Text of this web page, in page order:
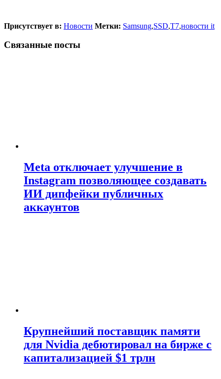
Присутствует в: Новости Метки: Samsung,SSD,T7,новости it
Связанные посты
Meta отключает улучшение в
Instagram позволяющее создавать
ИИ дипфейки публичных
аккаунтов
Крупнейший поставщик памяти
для Nvidia дебютировал на бирже с
капитализацией $1 трлн